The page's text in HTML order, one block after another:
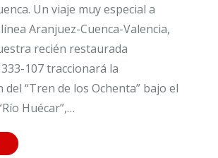
Un viaje muy especial a
Aranjuez-Cuenca-Valencia,
recién restaurada
107 traccionará la
del “Tren de los Ochenta” bajo el
Huécar”,…